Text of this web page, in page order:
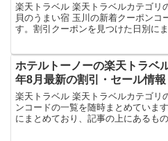
楽天トラベル 楽天トラベルカテゴリ
貝のうまい宿 玉川の新着クーポンコ
す。割引クーポンを見つけた日別に
のが最新の割引クーポンになります
ホテルトーノーの楽天トラベ
年8月最新の割引・セール情報
楽天トラベル 楽天トラベルカテゴリ
ンコードの一覧を随時まとめていま
にまとめており、記事の上にあるも
す。ホテル・旅館宿泊の予約などで